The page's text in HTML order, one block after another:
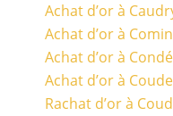
Achat d’or à
Achat d’or à
Achat d’or à
Achat d’or à
Rachat d’or à